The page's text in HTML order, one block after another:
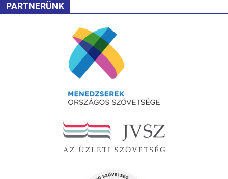
PARTNERÜNK